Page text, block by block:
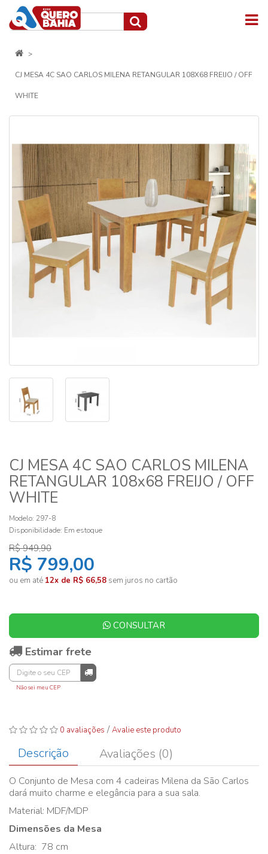
CJ MESA 4C SAO CARLOS MILENA RETANGULAR 108X68 FREIJO / OFF
WHITE
CJ MESA 4C SAO CARLOS MILENA
RETANGULAR 108x68 FREIJO / OFF
WHITE
Modelo: 297-8
Disponibilidade: Em estoque
R$ 949,90
R$ 799,00
ou em até 12x de R$ 66,58 sem juros no cartão
CONSULTAR
Estimar frete
Não sei meu CEP
0 avaliações /Avalie este produto
Descrição Avaliações (0)
O Conjunto de Mesa com 4 cadeiras Milena da São Carlos
dará muito charme e elegância para a sua sala.
Material: MDF/MDP
Dimensões da Mesa
Altura: 78 cm